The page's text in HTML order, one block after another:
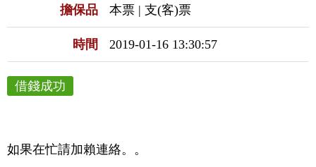
擔保品 本票 | 支(客)票
時間 2019-01-16 13:30:57
借錢成功
如果在忙請加賴連絡。。